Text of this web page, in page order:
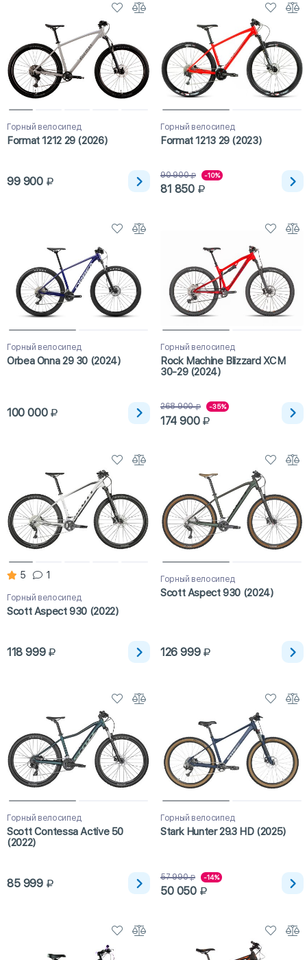
Горный велосипед
Format 1212 29 (2026)
99 900
Горный велосипед
Format 1213 29 (2023)
90 900 -10%
81 850
Горный велосипед
Orbea Onna 29 30 (2024)
100 000
Горный велосипед
Rock Machine Blizzard XCM
30-29 (2024)
268 900 -35%
174 900
5 1
Горный велосипед
Scott Aspect 930 (2022)
118 999
Горный велосипед
Scott Aspect 930 (2024)
126 999
Горный велосипед
Scott Contessa Active 50
(2022)
85 999
Горный велосипед
Stark Hunter 29.3 HD (2025)
57 990 -14%
50 050